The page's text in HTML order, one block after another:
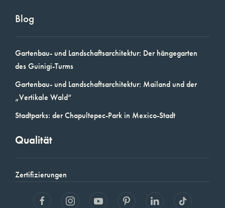
Blog
Gartenbau- und Landschaftsarchitektur: Der hängegarten
des Guinigi-Turms
Gartenbau- und Landschaftsarchitektur: Mailand und der
„Vertikale Wald“
Stadtparks: der Chapultepec-Park in Mexico-Stadt
Qualität
Zertifizierungen